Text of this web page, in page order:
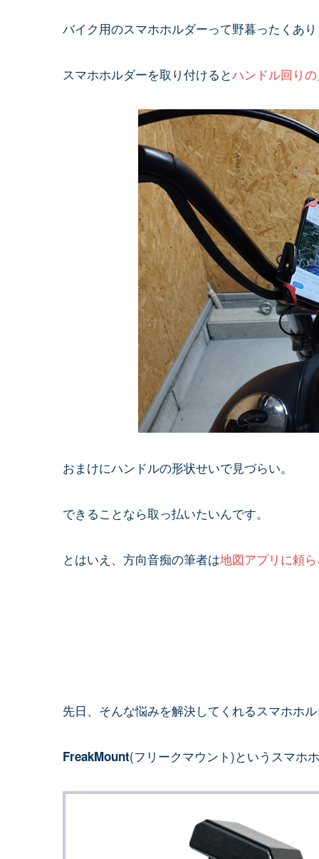
バイク用のスマホホルダーって野暮ったくあ
スマホホルダーを取り付けるとハンドル回り
おまけにハンドルの形状せいで見づらい。
できることなら取っ払いたいんです。
とはいえ、方向音痴の筆者は地図アプリに頼
先日、そんな悩みを解決してくれるスマホホ
FreakMount(フリークマウント)というスマホ